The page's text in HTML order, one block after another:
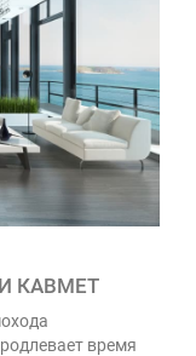
КАВМЕТ
время